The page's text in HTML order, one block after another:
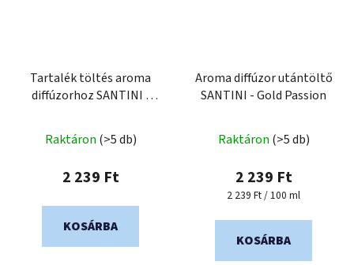
Tartalék töltés aroma
diffúzorhoz SANTINI -
termék
átlagos
5-
ből
Raktáron (>5 db)
2 239 Ft
KOSÁRBA
Aroma diffúzor utántöltő
SANTINI - Gold Passion
Raktáron (>5 db)
2 239 Ft
Egységár:
2 239 Ft / 100 ml
KOSÁRBA